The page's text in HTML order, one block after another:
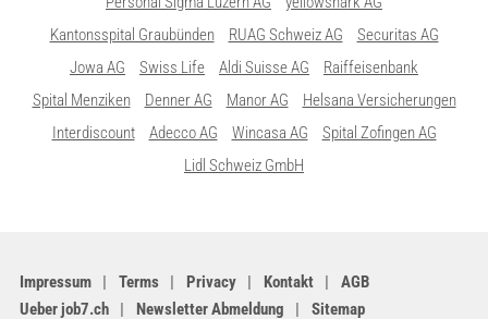
Kantonsspital Graubünden
RUAG Schweiz AG
Securitas AG
Jowa AG
Swiss Life Aldi Suisse AG
Raiffeisenbank
Spital Menziken
Denner AG Manor AG
Helsana Versicherungen
Interdiscount
Adecco AG Wincasa AG
Spital Zofingen AG
Lidl Schweiz GmbH
Impressum Terms Privacy Kontakt
AGB
Ueber job7.ch
Newsletter Abmeldung Sitemap